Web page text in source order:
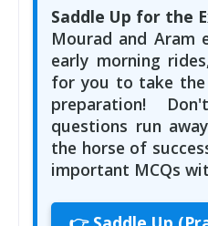
Saddle Up for the
Mourad and Aram
early morning
for you to take
preparation!
questions run
the horse of
important MCQs